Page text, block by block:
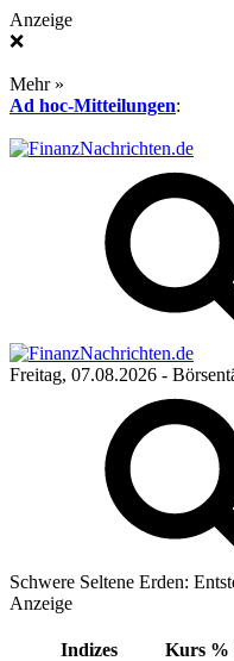
Anzeige
❌
Mehr »
Ad hoc-Mitteilungen:
Freitag, 07.08.2026 -
Schwere Seltene Erden:
Anzeige
Indizes Kurs %